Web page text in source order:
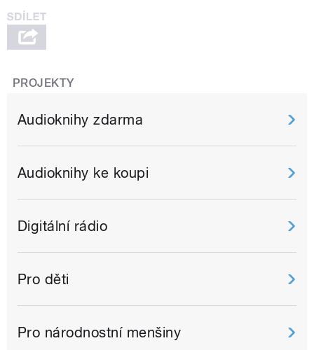
PROJEKTY
Audioknihy zdarma
Audioknihy ke koupi
Digitální rádio
Pro děti
Pro národnostní menšiny